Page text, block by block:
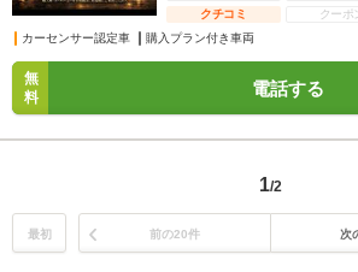
クチコミ
クーポ
カーセンサー認定車
購入プラン付き車両
無
料
電話する
1/2
最初 前の20件 次